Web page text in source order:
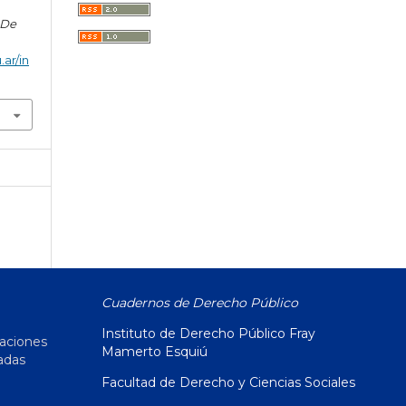
in
Cuadernos de Derecho Público
Instituto de Derecho Público Fray
Mamerto Esquiú
Facultad de Derecho y Ciencias Sociales